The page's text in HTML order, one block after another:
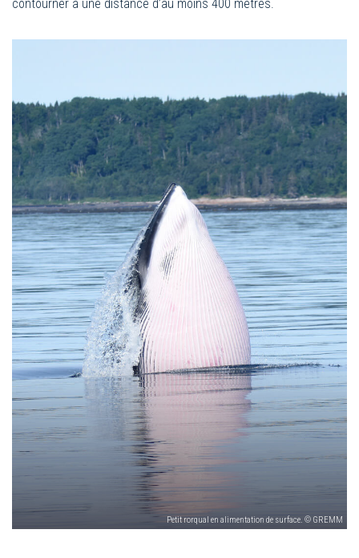
contourner à une distance d’au moins 400 mètres.
Petit rorqual en alimentation de surface. © GREMM